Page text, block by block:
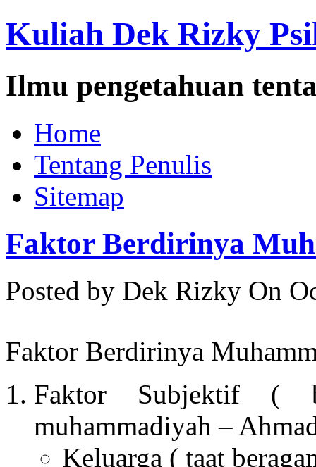
Kuliah Dek Rizky
Ilmu pengetahuan
Home
Tentang Penulis
Sitemap
Faktor Berdirinya
Posted by Dek Rizky On
Faktor Berdirinya
Faktor Subjektif (
muhammadiyah –
Keluarga ( taat